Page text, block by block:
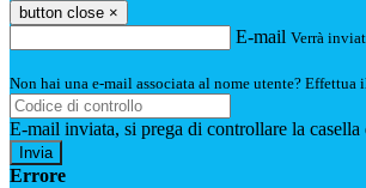
button close ×
E-mail Verrà
Non hai una e-mail associata al nome utente? Effettua
E-mail inviata, si prega di controllare la casella
Errore